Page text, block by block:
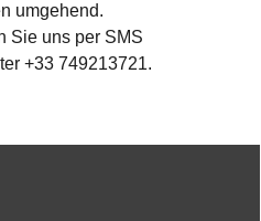
umgehend.
Sie uns per SMS
+33 749213721.